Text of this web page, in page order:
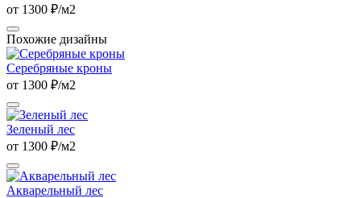
от 1300 ₽/м2
Похожие дизайны
Серебряные кроны
от 1300 ₽/м2
Зеленый лес
от 1300 ₽/м2
Акварельный лес